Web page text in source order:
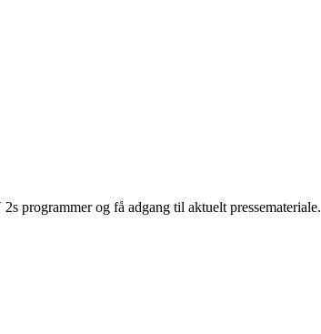
programmer og få adgang til aktuelt pressemateriale.